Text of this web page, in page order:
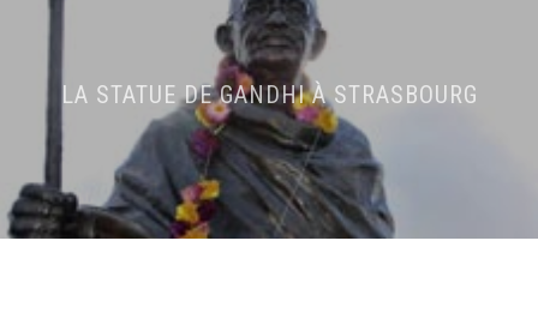
LA STATUE DE GANDHI À STRASBOURG